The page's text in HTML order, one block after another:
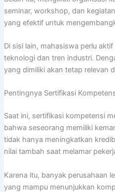
seminar, workshop, dan
yang efektif untuk
Di sisi lain, mahasiswa perlu
teknologi dan tren industri.
yang dimiliki akan tetap relevan
Pentingnya Sertifikasi
Saat ini, sertifikasi kompetensi
bahwa seseorang memiliki
tidak hanya meningkatkan
nilai tambah saat melamar
Karena itu, banyak perusahaan
yang mampu menunjukkan